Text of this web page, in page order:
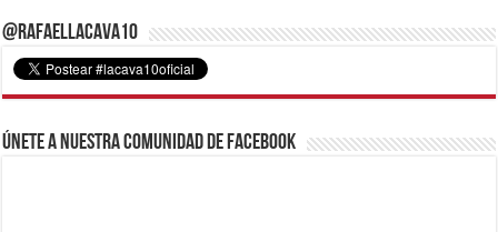
@RafaelLacava10
Únete a nuestra comunidad de Facebook